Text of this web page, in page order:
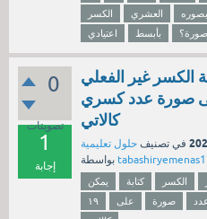
الكسر
العشري بصوره
اعتيادي
بأبسط صورة؟
0
تصويتات
1
إجابة
الكسر غير الفعلي
على صورة عدد كسري
كالاتي
في تصنيف حلول تعليمية
يمكن كتابة الكسر
١٩
على صورة